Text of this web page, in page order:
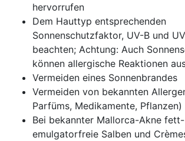
hervorrufen
Dem Hauttyp entsprechenden
Sonnenschutzfaktor, UV-B und
beachten; Achtung: Auch
können allergische Reaktionen
Vermeiden eines Sonnenbrandes
Vermeiden von bekannten
Parfüms, Medikamente, Pflanzen)
Bei bekannter Mallorca-Akne
emulgatorfreie Salben und